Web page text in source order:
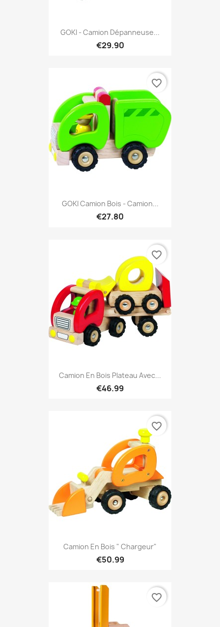
GOKI - Camion Dépanneuse...
€29.90
GOKI Camion Bois - Camion...
€27.80
favorite_border
Camion En Bois Plateau Avec...
€46.99
favorite_border
Camion En Bois " Chargeur"
€50.99
favorite_border
favorite_border